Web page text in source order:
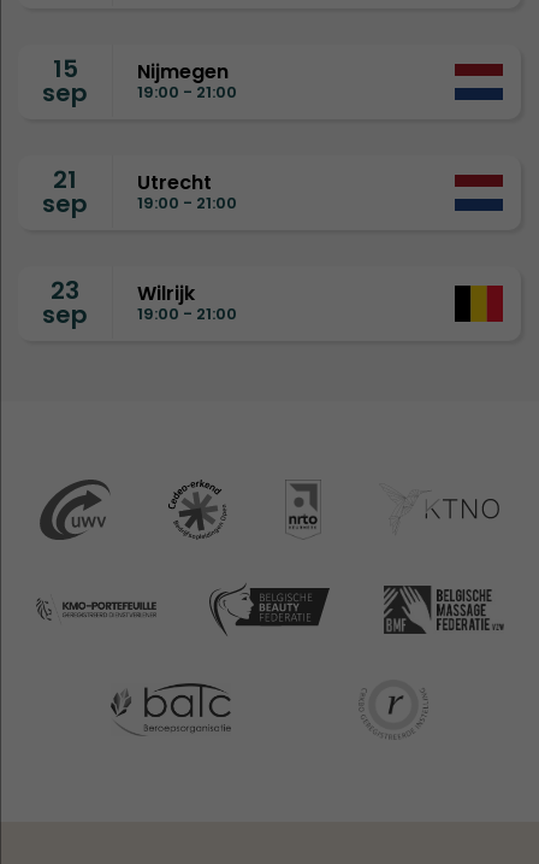
15
sep
Nijmegen
19:00 - 21:00
21
sep
Utrecht
19:00 - 21:00
23
sep
Wilrijk
19:00 - 21:00